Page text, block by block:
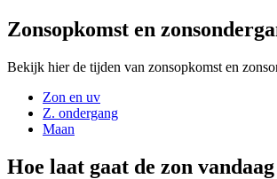
Zonsopkomst en
Bekijk hier de tijden van zonsopkomst en
Zon en uv
Z. ondergang
Maan
Hoe laat gaat de zon